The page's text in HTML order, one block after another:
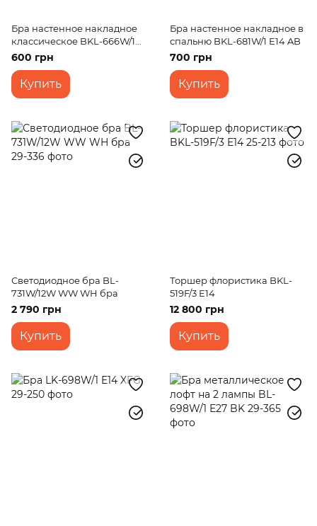
Бра настенное накладное
классическое BKL-666W/1
E14 WH+G
600 грн
Купить
Бра настенное накладное в
спальню BKL-681W/1 E14 AB
700 грн
Купить
Светодиодное бра BL-
731W/12W WW WH бра
2 790 грн
Купить
Торшер флористика BKL-
519F/3 E14
12 800 грн
Купить